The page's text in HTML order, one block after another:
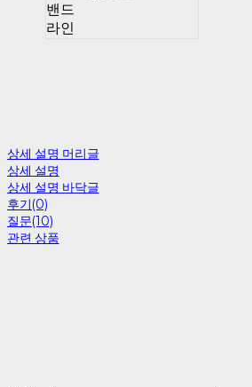
밴드
라인
상세 설명 머리글
상세 설명
상세 설명 바닥글
후기(0)
질문(10)
관련 상품